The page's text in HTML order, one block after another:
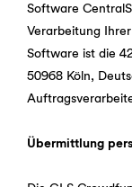
Software
Verarbeitung
Software ist die
50968 Köln,
Übermittlung